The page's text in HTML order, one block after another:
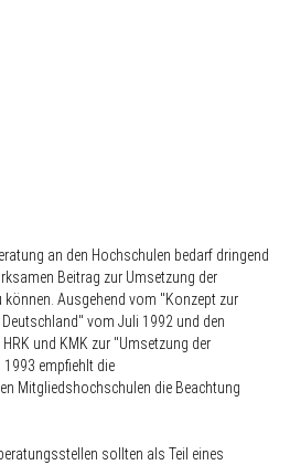
an den Hochschulen bedarf dringend
Beitrag zur Umsetzung der
Ausgehend vom "Konzept zur
vom Juli 1992 und den
und KMK zur "Umsetzung der
empfiehlt die
Mitgliedshochschulen die Beachtung
sollten als Teil eines